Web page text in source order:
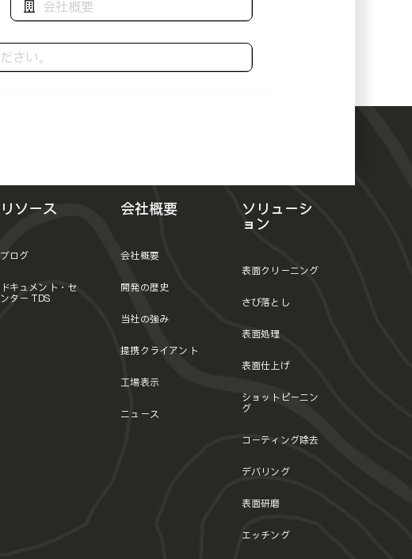
リソース
ブログ
ドキュメント・セ
ンター TDS
会社概要
会社概要
開発の歴史
当社の強み
提携クライアント
工場表示
ニュース
ソリューシ
ョン
表面クリーニング
さび落とし
表面処理
表面仕上げ
ショットピーニン
グ
コーティング除去
デバリング
表面研磨
エッチング